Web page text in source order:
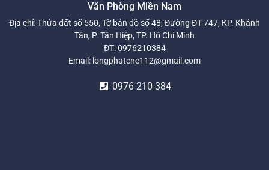
Văn Phòng Miền Nam
Địa chỉ: Thửa đất số 550, Tờ bản đồ số 48, Đường ĐT 747, KP. Khánh
Tân, P. Tân Hiệp, TP. Hồ Chí Minh
ĐT:0976210384
Email: longphatcnc112@gmail.com
0976 210 384